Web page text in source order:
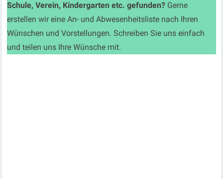
Schule, Verein, Kindergarten etc. gefunden? Gerne
erstellen wir eine An- und Abwesenheitsliste nach Ihren
Wünschen und Vorstellungen. Schreiben Sie uns einfach
und teilen uns Ihre Wünsche mit.